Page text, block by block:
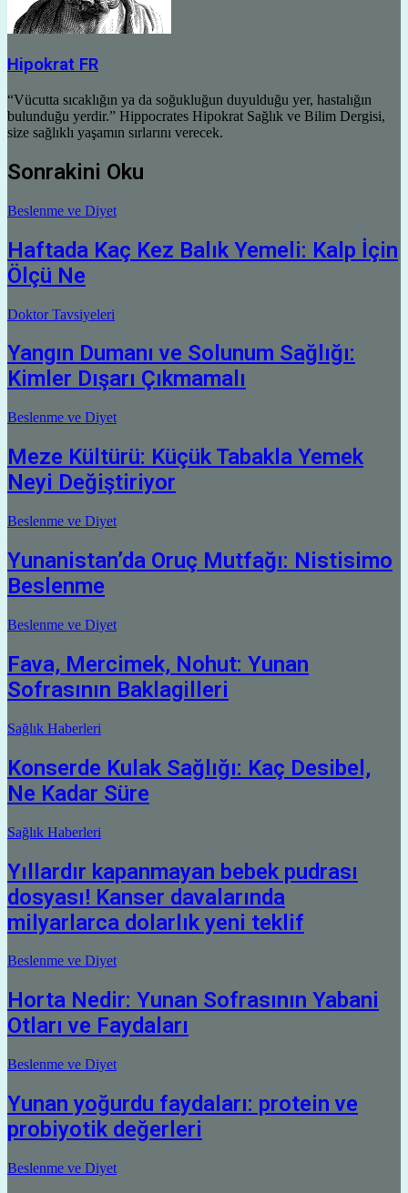
Hipokrat FR
“Vücutta sıcaklığın ya da soğukluğun duyulduğu yer, hastalığın
bulunduğu yerdir.” Hippocrates Hipokrat Sağlık ve Bilim Dergisi,
size sağlıklı yaşamın sırlarını verecek.
Sonrakini Oku
Beslenme ve Diyet
Haftada Kaç Kez Balık Yemeli: Kalp İçin
Ölçü Ne
Doktor Tavsiyeleri
Yangın Dumanı ve Solunum Sağlığı:
Kimler Dışarı Çıkmamalı
Beslenme ve Diyet
Meze Kültürü: Küçük Tabakla Yemek
Neyi Değiştiriyor
Beslenme ve Diyet
Yunanistan’da Oruç Mutfağı: Nistisimo
Beslenme
Beslenme ve Diyet
Fava, Mercimek, Nohut: Yunan
Sofrasının Baklagilleri
Sağlık Haberleri
Konserde Kulak Sağlığı: Kaç Desibel,
Ne Kadar Süre
Sağlık Haberleri
Yıllardır kapanmayan bebek pudrası
dosyası! Kanser davalarında
milyarlarca dolarlık yeni teklif
Beslenme ve Diyet
Horta Nedir: Yunan Sofrasının Yabani
Otları ve Faydaları
Beslenme ve Diyet
Yunan yoğurdu faydaları: protein ve
probiyotik değerleri
Beslenme ve Diyet